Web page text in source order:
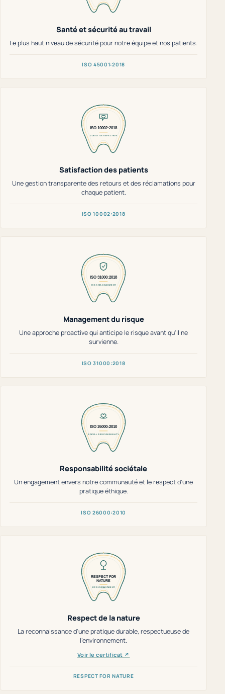
Santé et sécurité au travail
Le plus haut niveau de sécurité pour notre équipe et nos patients.
ISO 45001:2018
Satisfaction des patients
Une gestion transparente des retours et des réclamations pour
chaque patient.
ISO 10002:2018
Management du risque
Une approche proactive qui anticipe le risque avant qu'il ne
survienne.
ISO 31000:2018
Responsabilité sociétale
Un engagement envers notre communauté et le respect d'une
pratique éthique.
ISO 26000:2010
Respect de la nature
La reconnaissance d'une pratique durable, respectueuse de
l'environnement.
Voir le certificat ↗
RESPECT FOR NATURE